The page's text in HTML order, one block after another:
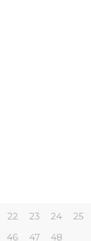
22 23 24 25
46 47 48